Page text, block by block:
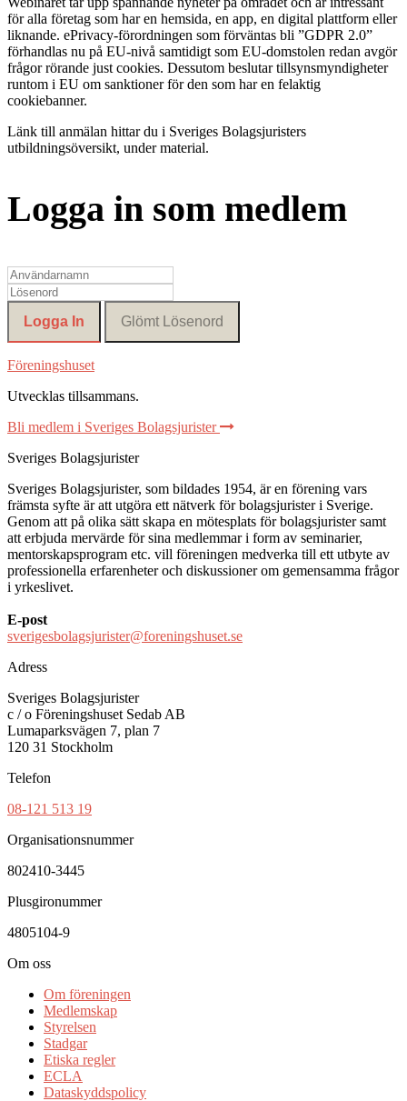
för alla företag som har en hemsida, en app, en digital plattform eller
liknande. ePrivacy-förordningen som förväntas bli ”GDPR 2.0”
förhandlas nu på EU-nivå samtidigt som EU-domstolen redan avgör
frågor rörande just cookies. Dessutom beslutar tillsynsmyndigheter
runtom i EU om sanktioner för den som har en felaktig
cookiebanner.
Länk till anmälan hittar du i Sveriges Bolagsjuristers
utbildningsöversikt, under material.
Logga in som medlem
Föreningshuset
Utvecklas tillsammans.
Bli medlem i Sveriges Bolagsjurister
Sveriges Bolagsjurister
Sveriges Bolagsjurister, som bildades 1954, är en förening vars
främsta syfte är att utgöra ett nätverk för bolagsjurister i Sverige.
Genom att på olika sätt skapa en mötesplats för bolagsjurister samt
att erbjuda mervärde för sina medlemmar i form av seminarier,
mentorskapsprogram etc. vill föreningen medverka till ett utbyte av
professionella erfarenheter och diskussioner om gemensamma frågor
i yrkeslivet.
E-post
sverigesbolagsjurister@foreningshuset.se
Adress
Sveriges Bolagsjurister
c / o Föreningshuset Sedab AB
Lumaparksvägen 7, plan 7
120 31 Stockholm
Telefon
08-121 513 19
Organisationsnummer
802410-3445
Plusgironummer
4805104-9
Om oss
Om föreningen
Medlemskap
Styrelsen
Stadgar
Etiska regler
ECLA
Dataskyddspolicy